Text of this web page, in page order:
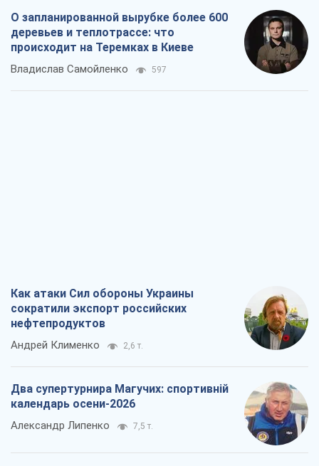
О запланированной вырубке более 600
деревьев и теплотрассе: что
происходит на Теремках в Киеве
Владислав Самойленко 597
Как атаки Сил обороны Украины
сократили экспорт российских
нефтепродуктов
Андрей Клименко 2,6 т.
Два супертурнира Магучих: спортивній
календарь осени-2026
Александр Липенко 7,5 т.